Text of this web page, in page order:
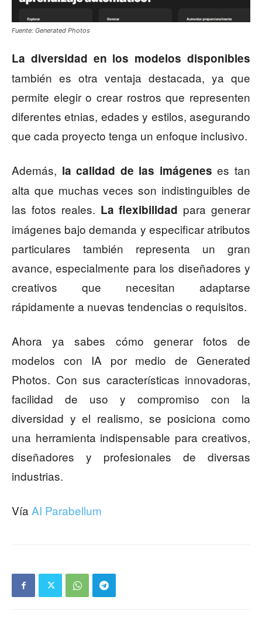
Fuente: Generated Photos
La diversidad en los modelos disponibles
también es otra ventaja destacada, ya que
permite elegir o crear rostros que representen
diferentes etnias, edades y estilos, asegurando
que cada proyecto tenga un enfoque inclusivo.
Además, la calidad de las imágenes es tan
alta que muchas veces son indistinguibles de
las fotos reales. La flexibilidad para generar
imágenes bajo demanda y especificar atributos
particulares también representa un gran
avance, especialmente para los diseñadores y
creativos que necesitan adaptarse
rápidamente a nuevas tendencias o requisitos.
Ahora ya sabes cómo generar fotos de
modelos con IA por medio de Generated
Photos. Con sus características innovadoras,
facilidad de uso y compromiso con la
diversidad y el realismo, se posiciona como
una herramienta indispensable para creativos,
diseñadores y profesionales de diversas
industrias.
Vía AI Parabellum